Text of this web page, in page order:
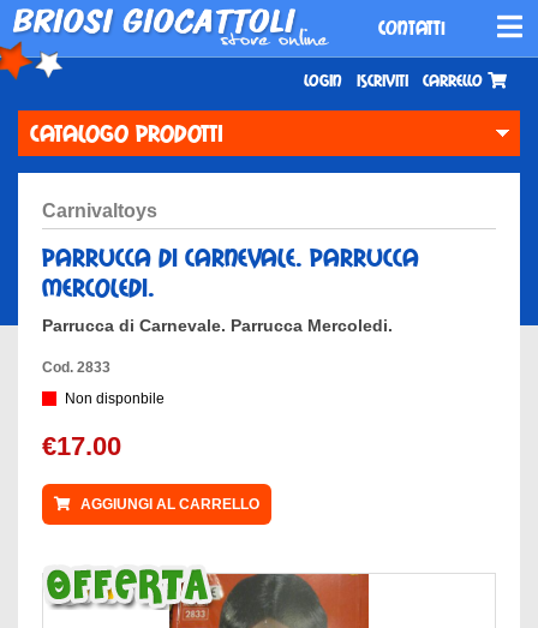
CONTATTI
CATALOGO PRODOTTI
Login Iscriviti Carrello
carnivaltoys
parrucca di carnevale. parrucca
mercoledi.
Parrucca di Carnevale. Parrucca Mercoledi.
Cod. 2833
Non disponbile
€17.00
AGGIUNGI AL CARRELLO